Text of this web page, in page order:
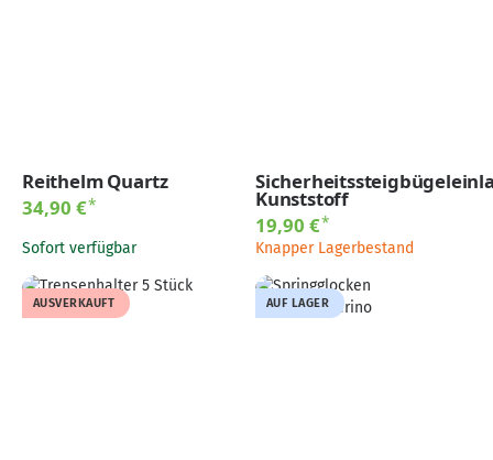
Reithelm Quartz
34,90 €*
Sofort verfügbar
Kunststoff
19,90 €*
Knapper Lagerbestand
AUSVERKAUFT AUF LAGER